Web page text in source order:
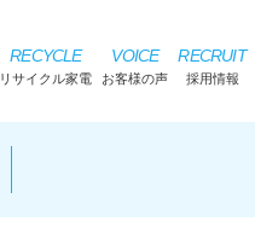
RECYCLE
リサイクル家電
VOICE
お客様の声
RECRUIT
採用情報